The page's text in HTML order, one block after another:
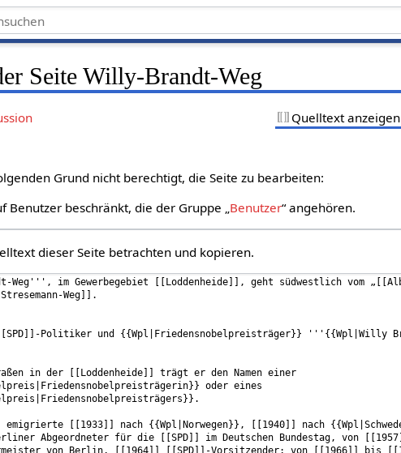
Seite Willy-Brandt-Weg
Quelltext anzeigen
Grund nicht berechtigt, die Seite zu bearbeiten:
Benutzer beschränkt, die der Gruppe „Benutzer“ angehören.
dieser Seite betrachten und kopieren.